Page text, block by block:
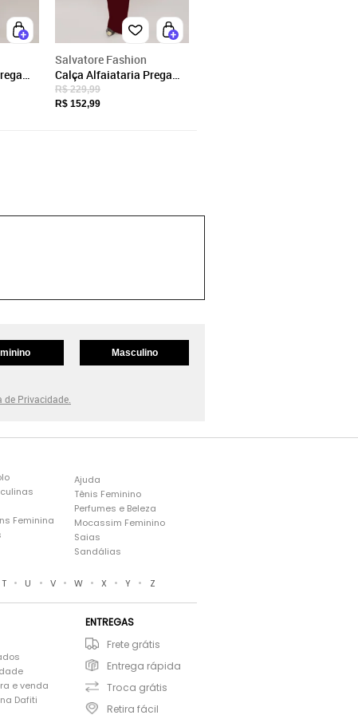
Salvatore Fashion
Calça Alfaiataria Prega
Frontal Salvatore
Vermelho
R$ 229,99
R$ 152,99
Masculino
de Privacidade.
Feminina
Ajuda
Tênis Feminino
Perfumes e Beleza
Mocassim Feminino
Saias
Sandálias
T • U • V • W • X • Y • Z
e venda
Dafiti
ENTREGAS
Frete grátis
Entrega rápida
Troca grátis
Retira fácil